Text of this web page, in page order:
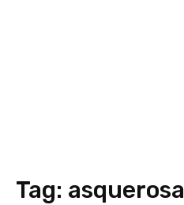
Tag: asquerosa